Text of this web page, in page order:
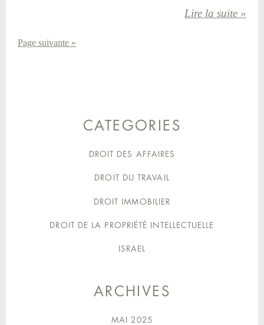
Lire la suite »
Page suivante »
CATEGORIES
DROIT DES AFFAIRES
DROIT DU TRAVAIL
DROIT IMMOBILIER
DROIT DE LA PROPRIÉTÉ INTELLECTUELLE
ISRAEL
ARCHIVES
MAI 2025